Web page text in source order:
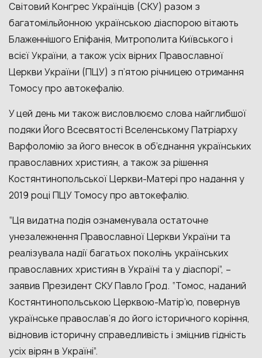
Світовий Конґрес Українців (СКУ) разом з
багатомільйонною українською діаспорою вітають
Блаженнішого Епіфанія, Митрополита Київського і
всієї України, а також усіх вірних Православної
Церкви України (ПЦУ) з п’ятою річницею отримання
Томосу про автокефалію.
У цей день ми також висловлюємо слова найглибшої
подяки Його Всесвятості Вселенському Патріарху
Варфоломію за його внесок в об’єднання українських
православних християн, а також за рішення
Костянтинопольської Церкви-Матері про надання у
2019 році ПЦУ Томосу про автокефалію.
“Ця видатна подія ознаменувала остаточне
унезалежнення Православної Церкви України та
реалізувала надії багатьох поколінь українських
православних християн в Україні та у діаспорі”, –
заявив Президент СКУ Павло Ґрод. “Томос, наданий
Костянтинопольською Церквою-Матір’ю, повернув
українське православ’я до його історичного коріння,
відновив історичну справедливість і зміцнив гідність
усіх вірян в Україні”.